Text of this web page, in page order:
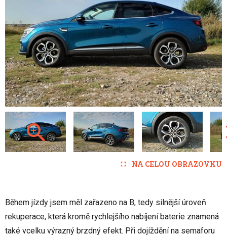
NA CELOU OBRAZOVKU
Během jízdy jsem měl zařazeno na B, tedy silnější úroveň
rekuperace, která kromě rychlejšího nabíjení baterie znamená
také vcelku výrazný brzdný efekt. Při dojíždění na semaforu